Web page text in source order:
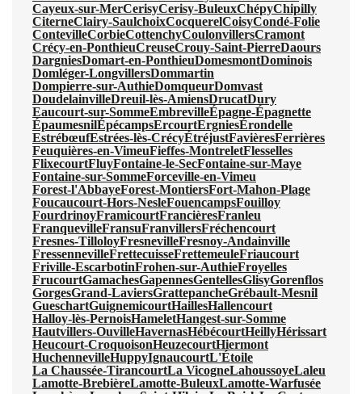
Cayeux-sur-MerCerisyCerisy-BuleuxChépyChipilly
CiterneClairy-SaulchoixCocquerelCoisyCondé-Folie
ContevilleCorbieCottenchyCoulonvillersCramont
Crécy-en-PonthieuCreuseCrouy-Saint-PierreDaours
DargniesDomart-en-PonthieuDomesmontDominois
Domléger-LongvillersDommartin
Dompierre-sur-AuthieDomqueurDomvast
DoudelainvilleDreuil-lès-AmiensDrucatDury
Eaucourt-sur-SommeEmbrevilleÉpagne-Épagnette
ÉpaumesnilÉpécampsErcourtErgniesÉrondelle
EstrébœufEstrées-lès-CrécyÉtréjustFavièresFerrières
Feuquières-en-VimeuFieffes-MontreletFlesselles
FlixecourtFluyFontaine-le-SecFontaine-sur-Maye
Fontaine-sur-SommeForceville-en-Vimeu
Forest-l'AbbayeForest-MontiersFort-Mahon-Plage
Foucaucourt-Hors-NesleFouencampsFouilloy
FourdrinoyFramicourtFrancièresFranleu
FranquevilleFransuFranvillersFréchencourt
Fresnes-TilloloyFresnevilleFresnoy-Andainville
FressennevilleFrettecuisseFrettemeuleFriaucourt
Friville-EscarbotinFrohen-sur-AuthieFroyelles
FrucourtGamachesGapennesGentellesGlisyGorenflos
GorgesGrand-LaviersGrattepancheGrébault-Mesnil
GueschartGuignemicourtHaillesHallencourt
Halloy-lès-PernoisHameletHangest-sur-Somme
Hautvillers-OuvilleHavernasHébécourtHeillyHérissart
Heucourt-CroquoisonHeuzecourtHiermont
HuchennevilleHuppyIgnaucourtL'Étoile
La Chaussée-TirancourtLa VicogneLahoussoyeLaleu
Lamotte-BrebièreLamotte-BuleuxLamotte-Warfusée